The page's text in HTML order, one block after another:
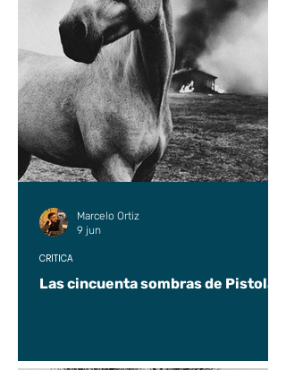
Las cincuenta sombras de Pistolas
CRÍTICA
Marcelo Ortiz
9 jun